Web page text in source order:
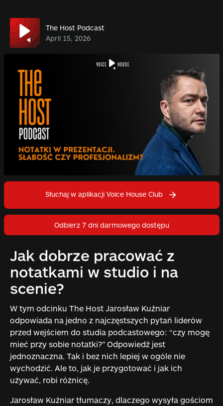
The Host Podcast
April 15, 2026
Słuchaj w aplikacji Voice House Club
Odbierz 7 dni darmowego dostępu
Jak dobrze pracować z
notatkami w studio i na
scenie?
W tym odcinku The Host Jarosław Kuźniar
odpowiada na jedno z najczęstszych pytań liderów
przed wejściem do studia podcastowego: “czy mogę
mieć przy sobie notatki?” Odpowiedź jest
jednoznaczna. Tak i bez nich lepiej w ogóle nie
wychodzić. Ale to, jak je przygotować i jak ich
używać, robi różnicę.
Jarosław Kuźniar tłumaczy, dlaczego wysyła gościom